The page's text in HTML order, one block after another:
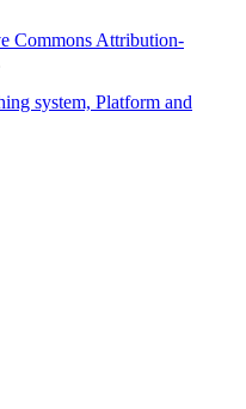
Commons Attribution-